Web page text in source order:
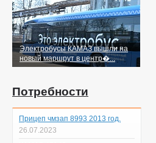
Электробусы КАМАЗ вышли на
новый маршрут в центр�...
Потребности
Прицеп чмзап 8993 2013 год.
26.07.2023